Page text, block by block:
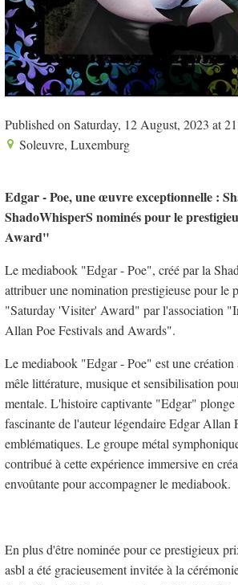
Published on Saturday, 12 August, 2023 at
Soleuvre, Luxemburg
Edgar - Poe, une œuvre exceptionnelle :
ShadoWhisperS nominés pour le
Award"
Le mediabook "Edgar - Poe", créé par la
attribuer une nomination prestigieuse pour le
"Saturday 'Visiter' Award" par l'association
Allan Poe Festivals and Awards".
Le mediabook "Edgar - Poe" est une
mêle littérature, musique et sensibilisation
mentale. L'histoire captivante "Edgar" plonge
fascinante de l'auteur légendaire Edgar Allan
emblématiques. Le groupe métal
contribué à cette expérience immersive en
envoûtante pour accompagner le mediabook.
En plus d'être nominée pour ce prestigieux
asbl a été gracieusement invitée à la